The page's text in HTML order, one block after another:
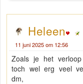
Heleen
11 juni 2025 om 12:56
Zoals je het
toch wel erg veel
dm,